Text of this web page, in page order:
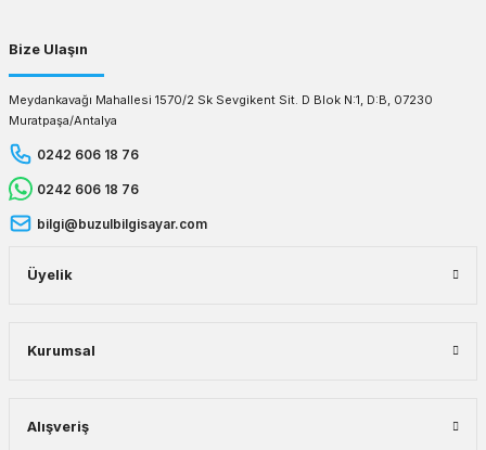
Bize Ulaşın
Meydankavağı Mahallesi 1570/2 Sk Sevgikent Sit. D Blok N:1, D:B, 07230
Muratpaşa/Antalya
0242 606 18 76
0242 606 18 76
bilgi@buzulbilgisayar.com
Üyelik
Kurumsal
Alışveriş